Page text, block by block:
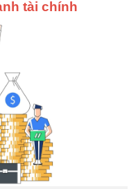
tài chính